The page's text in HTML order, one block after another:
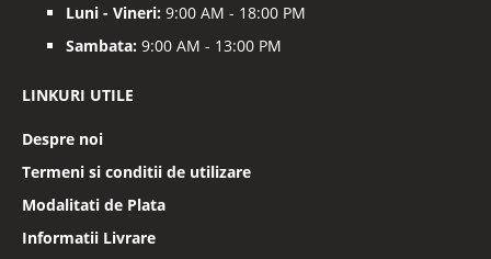
Luni - Vineri: 9:00 AM - 18:00 PM
Sambata: 9:00 AM - 13:00 PM
LINKURI UTILE
Despre noi
Termeni si conditii de utilizare
Modalitati de Plata
Informatii Livrare